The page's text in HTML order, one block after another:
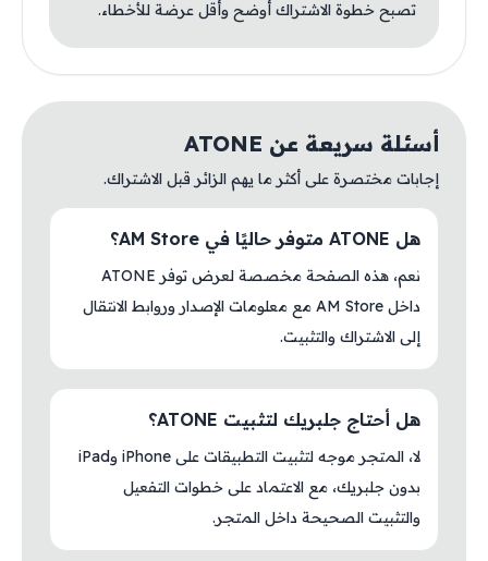
تصبح خطوة الاشتراك أوضح وأقل عرضة للأخطاء.
أسئلة سريعة عن ATONE
إجابات مختصرة على أكثر ما يهم الزائر قبل الاشتراك.
هل ATONE متوفر حاليًا في AM Store؟
نعم، هذه الصفحة مخصصة لعرض توفر ATONE
داخل AM Store مع معلومات الإصدار وروابط الانتقال
إلى الاشتراك والتثبيت.
هل أحتاج جلبريك لتثبيت ATONE؟
لا، المتجر موجه لتثبيت التطبيقات على iPhone وiPad
بدون جلبريك، مع الاعتماد على خطوات التفعيل
والتثبيت الصحيحة داخل المتجر.